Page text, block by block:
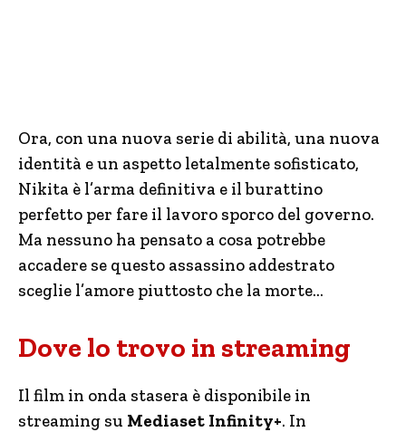
Ora, con una nuova serie di abilità, una nuova
identità e un aspetto letalmente sofisticato,
Nikita è l’arma definitiva e il burattino
perfetto per fare il lavoro sporco del governo.
Ma nessuno ha pensato a cosa potrebbe
accadere se questo assassino addestrato
sceglie l’amore piuttosto che la morte…
Dove lo trovo in streaming
Il film in onda stasera è disponibile in
streaming su Mediaset Infinity+. In